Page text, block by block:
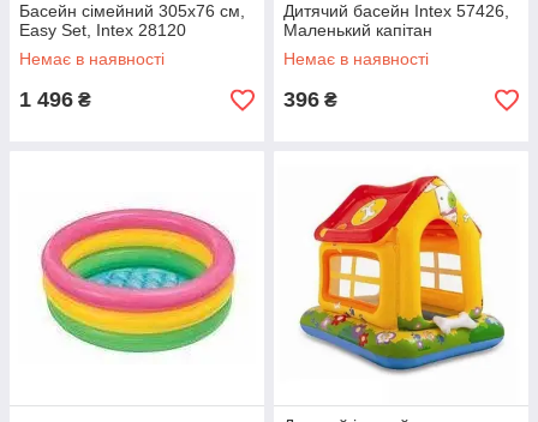
Басейн сімейний 305x76 см,
Easy Set, Intex 28120
Немає в наявності
1 496 ₴
Дитячий басейн Intex 57426,
Маленький капітан
Немає в наявності
396 ₴